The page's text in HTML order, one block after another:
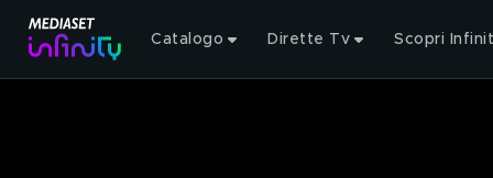
Catalogo Dirette Tv Scopri